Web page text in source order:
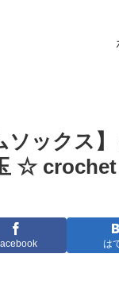
ソックス
☆
は